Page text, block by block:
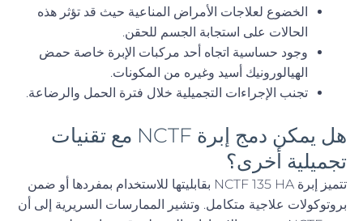
الخضوع لعلاجات الأمراض المناعية حيث قد تؤثر هذه
الحالات على استجابة الجسم للحقن.
وجود حساسية اتجاه أحد مركبات الإبرة خاصة حمض
الهيالورونيك أسيد وغيره من المكونات.
تجنب الإجراءات التجميلية خلال فترة الحمل والرضاعة.
هل يمكن دمج إبرة NCTF مع تقنيات
تجميلية أخرى؟
تتميز إبرة NCTF 135 HA بقابليتها للاستخدام بمفردها أو ضمن
بروتوكولات علاجية متكامل. وتشير الممارسات السريرية إلى أن